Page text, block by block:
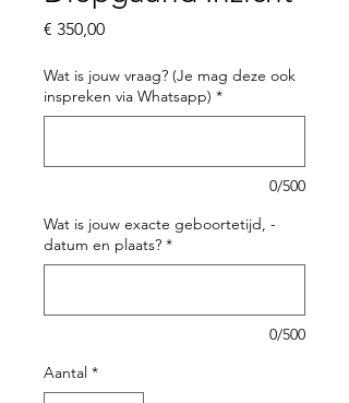
€ 350,00Prijs
Wat is jouw vraag? (Je mag deze ook
inspreken via Whatsapp) *
0/500
Wat is jouw exacte geboortetijd, -
datum en plaats? *
0/500
Aantal *